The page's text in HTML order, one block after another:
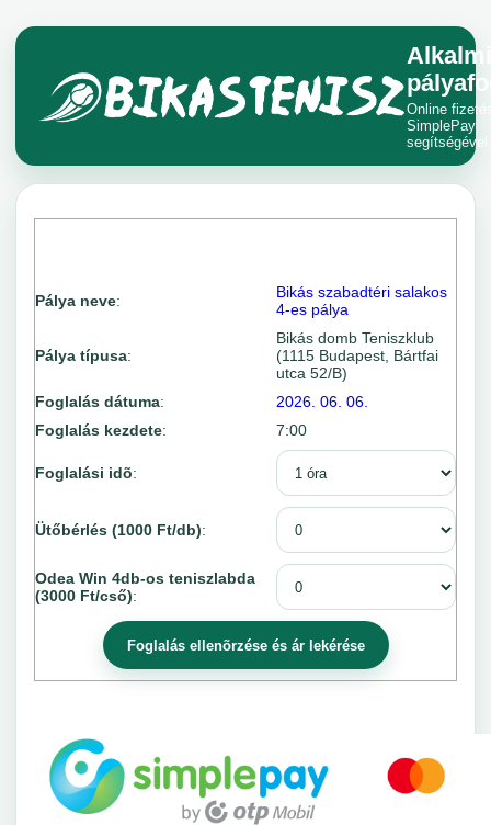
Alkalmi
Online
SimplePay
segítségével.
Pálya neve:
Bikás szabadtéri salakos
4-es pálya
Pálya típusa:
Bikás domb Teniszklub
(1115 Budapest, Bártfai
utca 52/B)
Foglalás dátuma:
2026. 06. 06.
Foglalás kezdete: 7:00
Foglalási idõ:
Ütőbérlés (1000 Ft/db):
Odea Win 4db-os teniszlabda
(3000 Ft/cső):